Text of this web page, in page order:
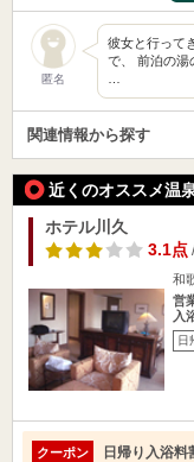
匿名
彼女と行って
で、 前泊の湯
関連情報から探す
近くのオススメ温
ホテル川久
3.1点/
和
営
入
日
クーポン 日帰り入浴料